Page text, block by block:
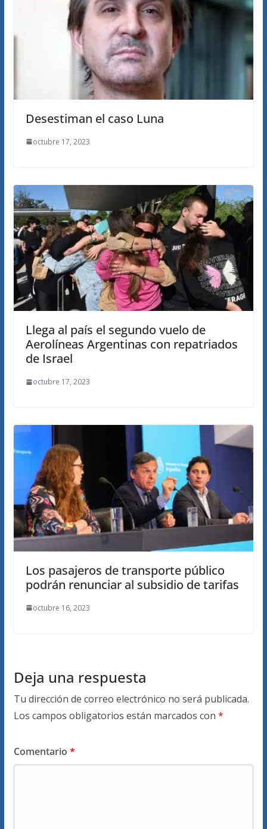
Desestiman el caso Luna
octubre 17, 2023
Llega al país el segundo vuelo de
Aerolíneas Argentinas con repatriados
de Israel
octubre 17, 2023
Los pasajeros de transporte público
podrán renunciar al subsidio de tarifas
octubre 16, 2023
Deja una respuesta
Tu dirección de correo electrónico no será publicada.
Los campos obligatorios están marcados con *
Comentario *